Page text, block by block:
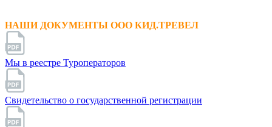
НАШИ ДОКУМЕНТЫ ООО КИД.ТРЕВЕЛ
Мы в реестре Туроператоров
Свидетельство о государственной регистрации